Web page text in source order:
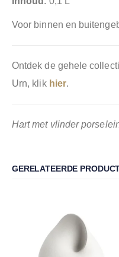
Voor binnen en
Ontdek de gehele
Urn, klik hier.
Hart met vlinder
GERELATEERDE